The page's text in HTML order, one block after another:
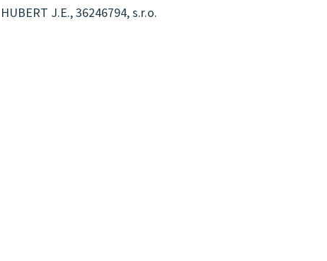
HUBERT J.E., 36246794, s.r.o.